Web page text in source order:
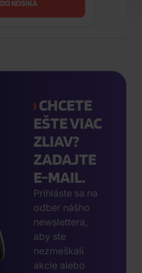
DO KOŠÍKA
CHCETE
EŠTE VIAC
ZLIAV?
ZADAJTE
E-MAIL.
Prihláste sa na
odber nášho
newslettera,
aby ste
nezmeškali
akcie alebo